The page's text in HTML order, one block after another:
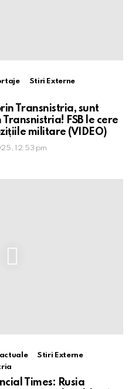
Stiri Externe
Transnistria, sunt
FSB le cere
militare (VIDEO)
12:53 pm
Stiri Externe
Times: Rusia